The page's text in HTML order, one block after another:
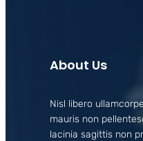
About Us
Nisl libero
mauris non
lacinia sagittis non